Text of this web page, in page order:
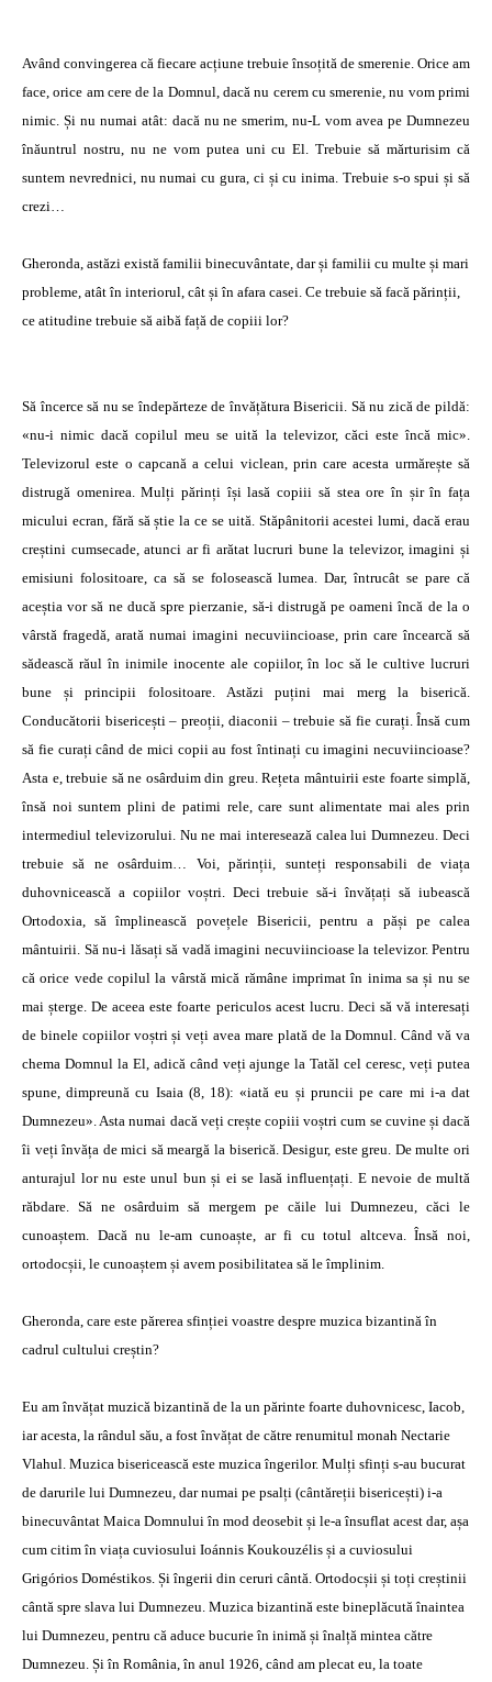
Având convingerea că fiecare acțiune trebuie însoțită de smerenie. Orice am
face, orice am cere de la Domnul, dacă nu cerem cu smerenie, nu vom primi
nimic. Și nu numai atât: dacă nu ne smerim, nu-L vom avea pe Dumnezeu
înăuntrul nostru, nu ne vom putea uni cu El. Trebuie să mărturisim că
suntem nevrednici, nu numai cu gura, ci și cu inima. Trebuie s-o spui și să
crezi…
Gheronda, astăzi există familii binecuvântate, dar și familii cu multe și mari
probleme, atât în interiorul, cât și în afara casei. Ce trebuie să facă părinții,
ce atitudine trebuie să aibă față de copiii lor?
Să încerce să nu se îndepărteze de învățătura Bisericii. Să nu zică de pildă:
«nu-i nimic dacă copilul meu se uită la televizor, căci este încă mic».
Televizorul este o capcană a celui viclean, prin care acesta urmărește să
distrugă omenirea. Mulți părinți își lasă copiii să stea ore în șir în fața
micului ecran, fără să știe la ce se uită. Stăpânitorii acestei lumi, dacă erau
creștini cumsecade, atunci ar fi arătat lucruri bune la televizor, imagini și
emisiuni folositoare, ca să se folosească lumea. Dar, întrucât se pare că
aceștia vor să ne ducă spre pierzanie, să-i distrugă pe oameni încă de la o
vârstă fragedă, arată numai imagini necuviincioase, prin care încearcă să
sădească răul în inimile inocente ale copiilor, în loc să le cultive lucruri
bune și principii folositoare. Astăzi puțini mai merg la biserică.
Conducătorii bisericești – preoții, diaconii – trebuie să fie curați. Însă cum
să fie curați când de mici copii au fost întinați cu imagini necuviincioase?
Asta e, trebuie să ne osârduim din greu. Rețeta mântuirii este foarte simplă,
însă noi suntem plini de patimi rele, care sunt alimentate mai ales prin
intermediul televizorului. Nu ne mai interesează calea lui Dumnezeu. Deci
trebuie să ne osârduim… Voi, părinții, sunteți responsabili de viața
duhovnicească a copiilor voștri. Deci trebuie să-i învățați să iubească
Ortodoxia, să împlinească povețele Bisericii, pentru a păși pe calea
mântuirii. Să nu-i lăsați să vadă imagini necuviincioase la televizor. Pentru
că orice vede copilul la vârstă mică rămâne imprimat în inima sa și nu se
mai șterge. De aceea este foarte periculos acest lucru. Deci să vă interesați
de binele copiilor voștri și veți avea mare plată de la Domnul. Când vă va
chema Domnul la El, adică când veți ajunge la Tatăl cel ceresc, veți putea
spune, dimpreună cu Isaia (8, 18): «iată eu și pruncii pe care mi i-a dat
Dumnezeu». Asta numai dacă veți crește copiii voștri cum se cuvine și dacă
îi veți învăța de mici să meargă la biserică. Desigur, este greu. De multe ori
anturajul lor nu este unul bun și ei se lasă influențați. E nevoie de multă
răbdare. Să ne osârduim să mergem pe căile lui Dumnezeu, căci le
cunoaștem. Dacă nu le-am cunoaște, ar fi cu totul altceva. Însă noi,
ortodocșii, le cunoaștem și avem posibilitatea să le împlinim.
Gheronda, care este părerea sfinției voastre despre muzica bizantină în
cadrul cultului creștin?
Eu am învățat muzică bizantină de la un părinte foarte duhovnicesc, Iacob,
iar acesta, la rândul său, a fost învățat de către renumitul monah Nectarie
Vlahul. Muzica bisericească este muzica îngerilor. Mulți sfinți s-au bucurat
de darurile lui Dumnezeu, dar numai pe psalți (cântăreții bisericești) i-a
binecuvântat Maica Domnului în mod deosebit și le-a însuflat acest dar, așa
cum citim în viața cuviosului Ioánnis Koukouzélis și a cuviosului
Grigórios Doméstikos. Și îngerii din ceruri cântă. Ortodocșii și toți creștinii
cântă spre slava lui Dumnezeu. Muzica bizantină este bineplăcută înaintea
lui Dumnezeu, pentru că aduce bucurie în inimă și înalță mintea către
Dumnezeu. Și în România, în anul 1926, când am plecat eu, la toate